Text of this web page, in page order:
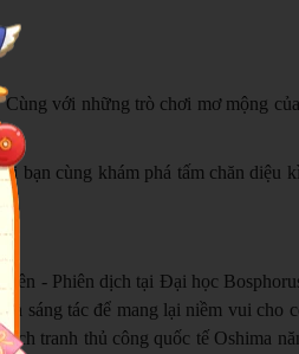
với những trò chơi mơ mộng
bạn cùng khám phá tấm chăn diệu
- Phiên dịch tại Đại học
sáng tác để mang lại niềm vui cho
tranh thủ công quốc tế Oshima